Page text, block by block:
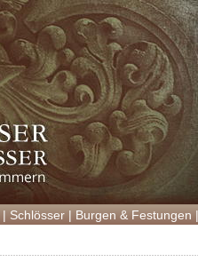
| Schlösser | Burgen & Festungen